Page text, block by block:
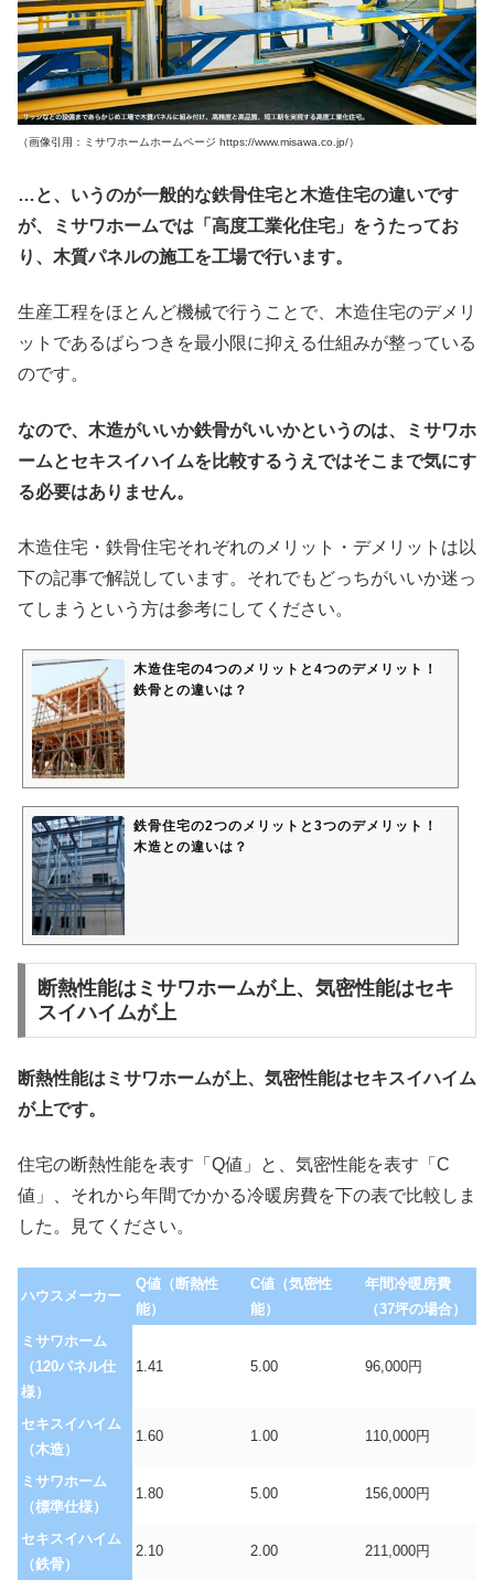
（画像引用：ミサワホームホームページ https://www.misawa.co.jp/）
…と、いうのが一般的な鉄骨住宅と木造住宅の違いです
が、ミサワホームでは「高度工業化住宅」をうたってお
り、木質パネルの施工を工場で行います。
生産工程をほとんど機械で行うことで、木造住宅のデメリ
ットであるばらつきを最小限に抑える仕組みが整っている
のです。
なので、木造がいいか鉄骨がいいかというのは、ミサワホ
ームとセキスイハイムを比較するうえではそこまで気にす
る必要はありません。
木造住宅・鉄骨住宅それぞれのメリット・デメリットは以
下の記事で解説しています。それでもどっちがいいか迷っ
てしまうという方は参考にしてください。
木造住宅の4つのメリットと4つのデメリット！
鉄骨との違いは？
鉄骨住宅の2つのメリットと3つのデメリット！
木造との違いは？
断熱性能はミサワホームが上、気密性能はセキ
スイハイムが上
断熱性能はミサワホームが上、気密性能はセキスイハイム
が上です。
住宅の断熱性能を表す「Q値」と、気密性能を表す「C
値」、それから年間でかかる冷暖房費を下の表で比較しま
した。見てください。
ハウスメーカー
Q値（断熱性
能）
C値（気密性
能）
年間冷暖房費
（37坪の場合）
ミサワホーム
（120パネル仕
様）
1.41 5.00 96,000円
セキスイハイム
（木造）
1.60 1.00 110,000円
ミサワホーム
（標準仕様）
1.80 5.00 156,000円
セキスイハイム
（鉄骨）
2.10 2.00 211,000円